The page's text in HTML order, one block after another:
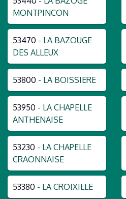
MONTPINCON
53470 - LA BAZOUGE
DES ALLEUX
53800 - LA BOISSIERE
53950 - LA CHAPELLE
ANTHENAISE
53230 - LA CHAPELLE
CRAONNAISE
53380 - LA CROIXILLE